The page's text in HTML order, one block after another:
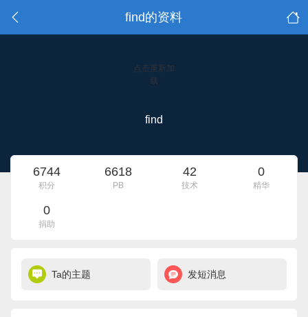
find的资料
点击重新加
载
find
6744
积分
6618
PB
42
技术
0
精华
0
捐助
Ta的主题 发短消息